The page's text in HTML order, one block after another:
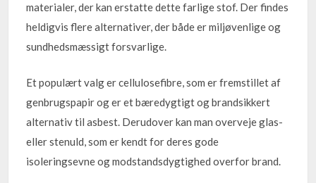
materialer, der kan erstatte dette farlige stof. Der findes
heldigvis flere alternativer, der både er miljøvenlige og
sundhedsmæssigt forsvarlige.
Et populært valg er cellulosefibre, som er fremstillet af
genbrugspapir og er et bæredygtigt og brandsikkert
alternativ til asbest. Derudover kan man overveje glas-
eller stenuld, som er kendt for deres gode
isoleringsevne og modstandsdygtighed overfor brand.